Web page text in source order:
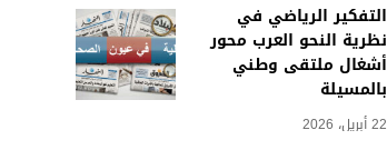
التفكير الرياضي في
نظرية النحو العرب محور
أشغال ملتقى وطني
بالمسيلة
22 أبريل، 2026